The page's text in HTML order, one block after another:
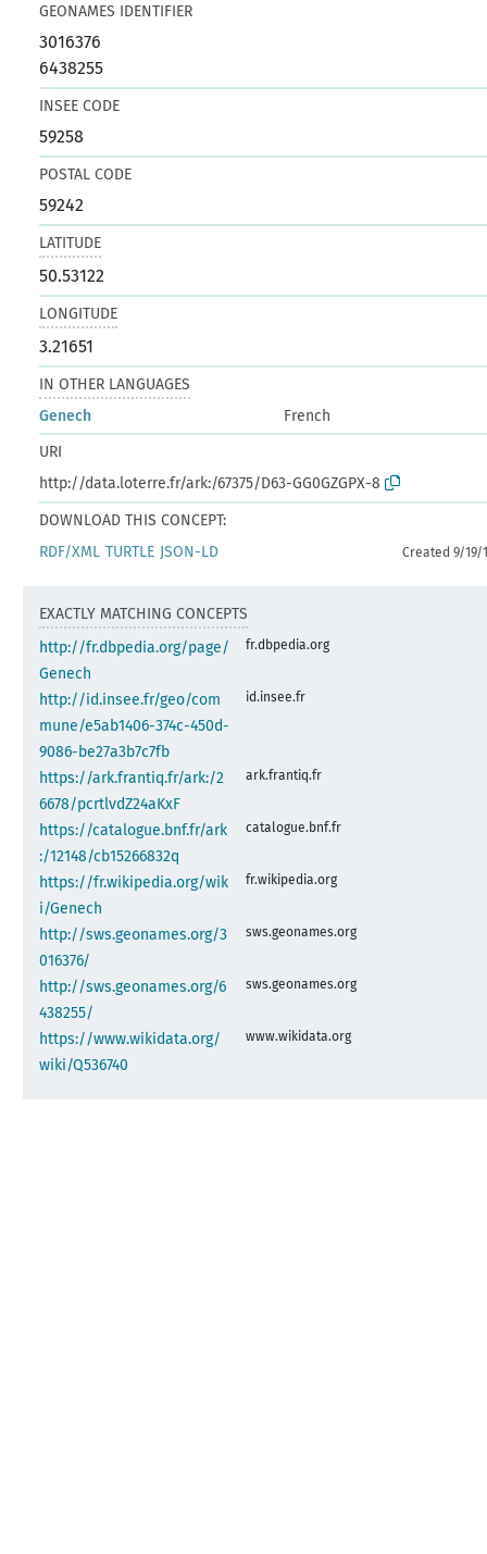
GEONAMES IDENTIFIER
3016376
6438255
INSEE CODE
59258
POSTAL CODE
59242
LATITUDE
50.53122
LONGITUDE
3.21651
IN OTHER LANGUAGES
Genech
French
URI
http://data.loterre.fr/ark:/67375/D63-GG0GZGPX-8
DOWNLOAD THIS CONCEPT:
RDF/XML TURTLE JSON-LD Created 9/19/
EXACTLY MATCHING CONCEPTS
http://fr.dbpedia.org/page/
Genech
fr.dbpedia.org
http://id.insee.fr/geo/com
mune/e5ab1406-374c-450d-
9086-be27a3b7c7fb
id.insee.fr
https://ark.frantiq.fr/ark:/2
6678/pcrtlvdZ24aKxF
ark.frantiq.fr
https://catalogue.bnf.fr/ark
:/12148/cb15266832q
catalogue.bnf.fr
https://fr.wikipedia.org/wik
i/Genech
fr.wikipedia.org
http://sws.geonames.org/3
016376/
sws.geonames.org
http://sws.geonames.org/6
438255/
sws.geonames.org
https://www.wikidata.org/
wiki/Q536740
www.wikidata.org